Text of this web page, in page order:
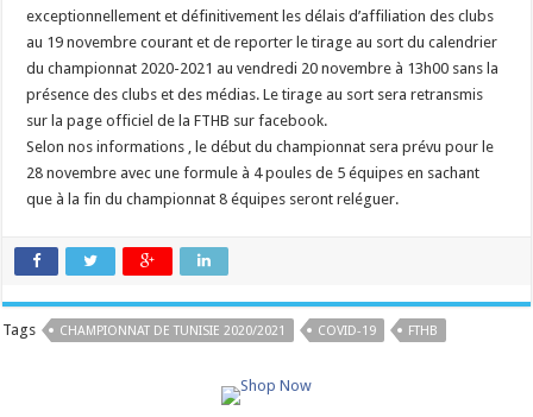
exceptionnellement et définitivement les délais d’affiliation des clubs
au 19 novembre courant et de reporter le tirage au sort du calendrier
du championnat 2020-2021 au vendredi 20 novembre à 13h00 sans la
présence des clubs et des médias. Le tirage au sort sera retransmis
sur la page officiel de la FTHB sur facebook.
Selon nos informations , le début du championnat sera prévu pour le
28 novembre avec une formule à 4 poules de 5 équipes en sachant
que à la fin du championnat 8 équipes seront reléguer.
Tags CHAMPIONNAT DE TUNISIE 2020/2021 COVID-19 FTHB